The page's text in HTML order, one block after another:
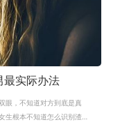
最实际办法
眼，不知道对方到底是真
生根本不知道怎么识别渣